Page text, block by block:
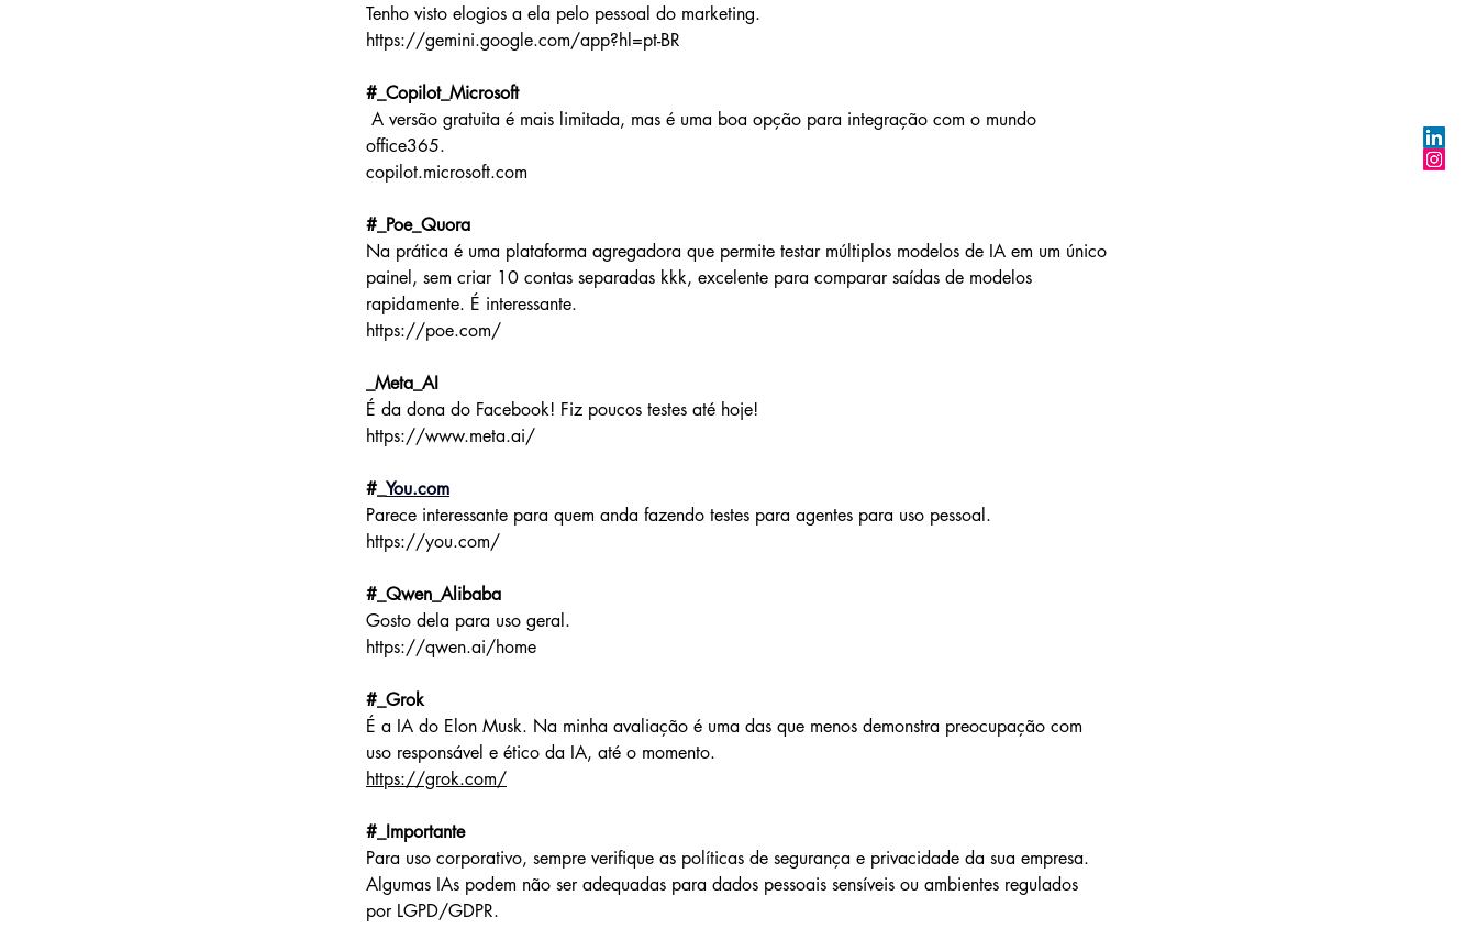
Tenho visto elogios a ela pelo pessoal do marketing.
https://gemini.google.com/app?hl=pt-BR
#_Copilot_Microsoft
office365.
copilot.microsoft.com
#_Poe_Quora
Na prática é uma plataforma agregadora que permite testar múltiplos modelos de IA em um único
painel, sem criar 10 contas separadas kkk, excelente para comparar saídas de modelos
rapidamente. É interessante.
https://poe.com/
_Meta_AI
É da dona do Facebook! Fiz poucos testes até hoje!
https://www.meta.ai/
#_ You.com
Parece interessante para quem anda fazendo testes para agentes para uso pessoal.
https://you.com/
#_Qwen_Alibaba
Gosto dela para uso geral.
https://qwen.ai/home
#_Grok
É a IA do Elon Musk. Na minha avaliação é uma das que menos demonstra preocupação com
uso responsável e ético da IA, até o momento.
https://grok.com/
#_Importante
Para uso corporativo, sempre verifique as políticas de segurança e privacidade da sua empresa.
Algumas IAs podem não ser adequadas para dados pessoais sensíveis ou ambientes regulados
por LGPD/GDPR.